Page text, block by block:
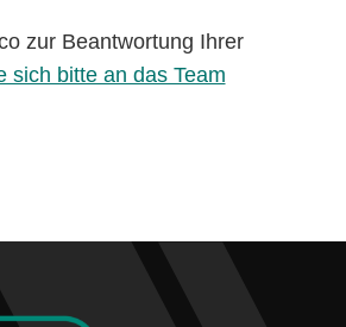
zur Beantwortung Ihrer
sich bitte an das Team